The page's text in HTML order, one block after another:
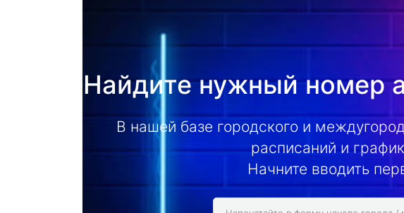
Найдите нужный номер
В нашей базе городского и
расписаний и
Начните вводить